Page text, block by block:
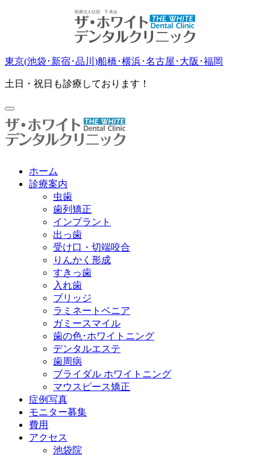
東京(池袋 ･ 新宿 ･品川 )船橋 ･横浜･名古屋 ･ 大阪 ･福岡
土日・祝日も診療しております！
ホーム
診療案内
虫歯
歯列矯正
インプラント
出っ歯
受け口・切端咬合
りんかく形成
すきっ歯
入れ歯
ブリッジ
ラミネートベニア
ガミースマイル
歯の色･ホワイトニング
デンタルエステ
歯周病
ブライダル ホワイトニング
マウスピース矯正
症例写真
モニター募集
費用
アクセス
池袋院